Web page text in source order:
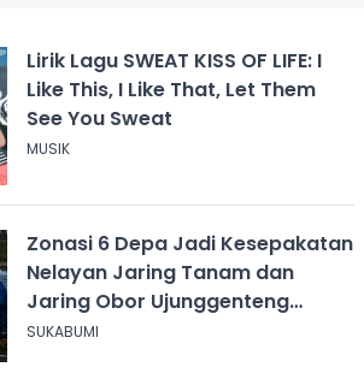
Lirik Lagu SWEAT KISS OF LIFE: I
Like This, I Like That, Let Them
See You Sweat
MUSIK
Zonasi 6 Depa Jadi Kesepakatan
Nelayan Jaring Tanam dan
Jaring Obor Ujunggenteng
Sukabumi
SUKABUMI